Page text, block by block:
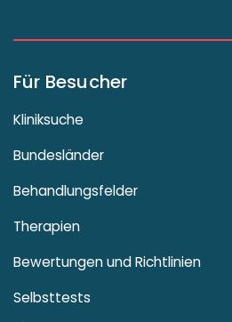
Für Besucher
Kliniksuche
Bundesländer
Behandlungsfelder
Therapien
Bewertungen und Richtlinien
Selbsttests